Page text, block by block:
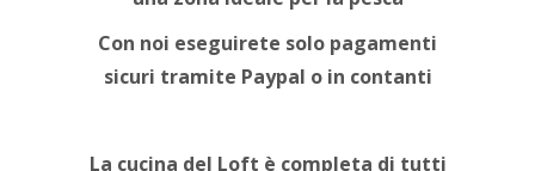
Con noi eseguirete solo pagamenti
sicuri tramite Paypal o in contanti
La cucina del Loft è completa di tutti